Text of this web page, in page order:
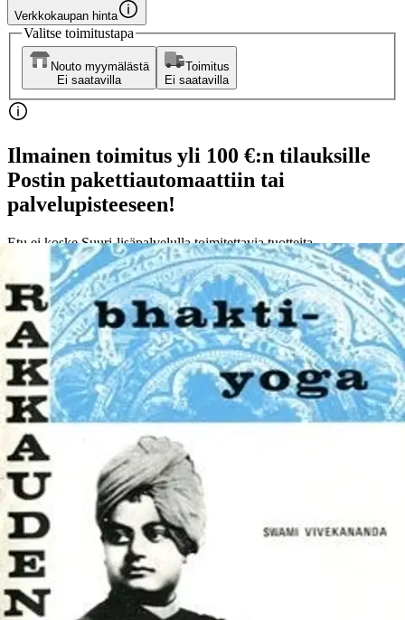
Verkkokaupan hinta
Valitse toimitustapa
Nouto myymälästä
Ei saatavilla
Toimitus
Ei saatavilla
Ilmainen toimitus yli 100 €:n tilauksille
Postin pakettiautomaattiin tai
palvelupisteeseen!
Etu ei koske Suuri‑lisäpalvelulla toimitettavia tuotteita.
Tarkista myymäläsaatavuus
Ei saatavilla
Tuotekuvaus
Swami vivekananda oli suuri yogi ja hänen opettajansa oli itse Shri
Ramakrishna. Hänellä oli suurempi elinvoima ja luottamus voimaan
kuin Tagoren tai Gandhin tapaisilla ihmisillä. Hän oli ruumiillistunut
tarmo ja toiminta oli hänen sanomansa ihmisille, kertoo Romain
Rolland.